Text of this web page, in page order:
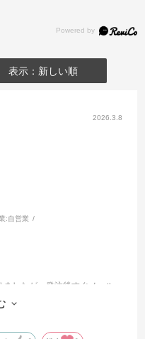
表示：新しい順
2026.3.8
:自営業
したが、発注後すぐメール
た。